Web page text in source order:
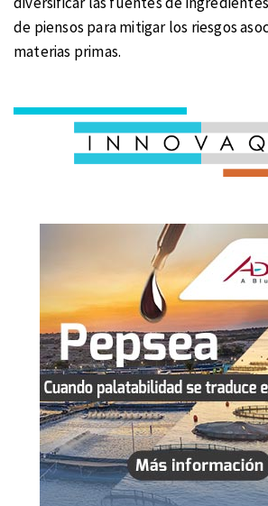
de piensos para mitigar los riesgos
materias primas.